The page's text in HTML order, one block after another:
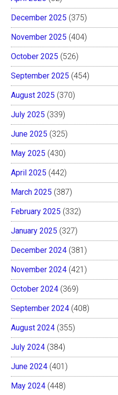
December 2025 (375)
November 2025 (404)
October 2025 (526)
September 2025 (454)
August 2025 (370)
July 2025 (339)
June 2025 (325)
May 2025 (430)
April 2025 (442)
March 2025 (387)
February 2025 (332)
January 2025 (327)
December 2024 (381)
November 2024 (421)
October 2024 (369)
September 2024 (408)
August 2024 (355)
July 2024 (384)
June 2024 (401)
May 2024 (448)